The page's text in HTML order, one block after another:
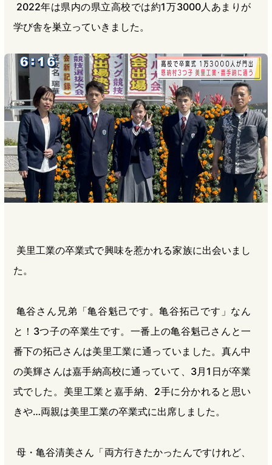
2022年は県内の県立高校では約1万3000人あまりが
学び舎を巣立っていきました。
美里工業の卒業式で興味を惹かれる家族に出会いまし
た。
亀谷さん兄弟「亀谷魁己です。亀谷拓己です」なん
と！3つ子の卒業生です。一番上の亀谷魁己さんと一
番下の拓己さんは美里工業に通っていました。真ん中
の美輝さんは嘉手納高校に通っていて、3月1日が卒業
式でした。美里工業と嘉手納、2手に分かれると思い
きや…両親は美里工業の卒業式に出席しました。
母・亀谷清美さん「両方行きたかったんですけれど、